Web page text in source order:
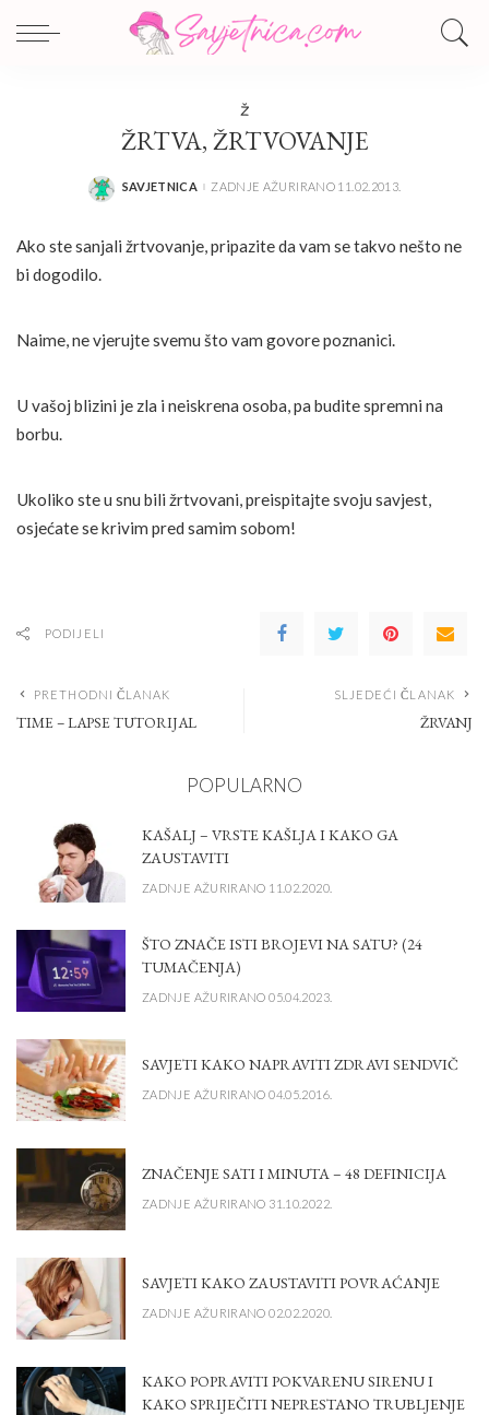
Ž
ŽRTVA, ŽRTVOVANJE
POSTED
SAVJETNICA ZADNJE AŽURIRANO 11.02.2013.
Ako ste sanjali žrtvovanje, pripazite da vam se takvo nešto ne
bi dogodilo.
Naime, ne vjerujte svemu što vam govore poznanici.
U vašoj blizini je zla i neiskrena osoba, pa budite spremni na
borbu.
Ukoliko ste u snu bili žrtvovani, preispitajte svoju savjest,
osjećate se krivim pred samim sobom!
PODIJELI
PRETHODNI ČLANAK
TIME – LAPSE TUTORIJAL
SLJEDEĆI ČLANAK
ŽRVANJ
POPULARNO
KAŠALJ – VRSTE KAŠLJA I KAKO GA
ZAUSTAVITI
ZADNJE AŽURIRANO 11.02.2020.
ŠTO ZNAČE ISTI BROJEVI NA SATU? (24
TUMAČENJA)
ZADNJE AŽURIRANO 05.04.2023.
SAVJETI KAKO NAPRAVITI ZDRAVI SENDVIČ
ZADNJE AŽURIRANO 04.05.2016.
ZNAČENJE SATI I MINUTA – 48 DEFINICIJA
ZADNJE AŽURIRANO 31.10.2022.
SAVJETI KAKO ZAUSTAVITI POVRAĆANJE
ZADNJE AŽURIRANO 02.02.2020.
KAKO POPRAVITI POKVARENU SIRENU I
KAKO SPRIJEČITI NEPRESTANO TRUBLJENJE